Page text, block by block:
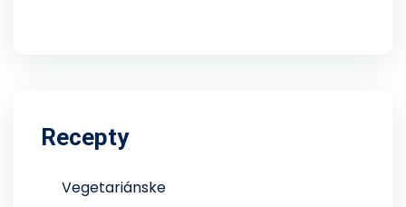
Recepty
Vegetariánske